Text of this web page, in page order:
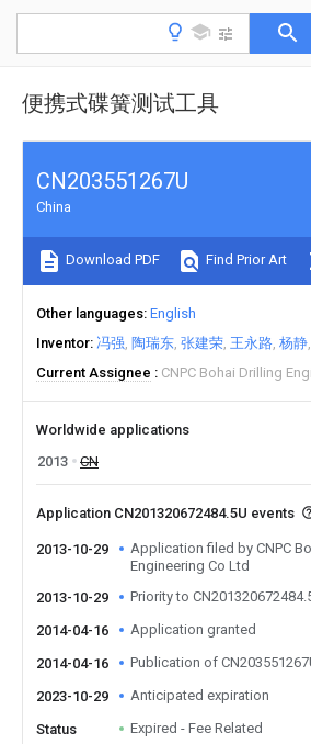
便携式碟簧测试工具
CN203551267U
China
Download PDF Find Prior Art
Other languages English
Inventor 冯强 陶瑞东 张建荣 王永路 杨静
Current Assignee
CNPC Bohai Drilling
Worldwide applications
2013
CN
Application CN201320672484.5U events
2013-10-29
Application filed by CNPC
Engineering Co Ltd
2013-10-29
Priority to
2014-04-16 Application granted
2014-04-16 Publication of
2023-10-29 Anticipated expiration
Status Expired - Fee Related